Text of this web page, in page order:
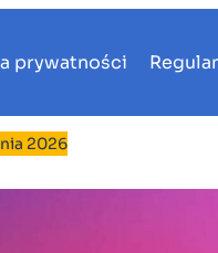
prywatności
2026